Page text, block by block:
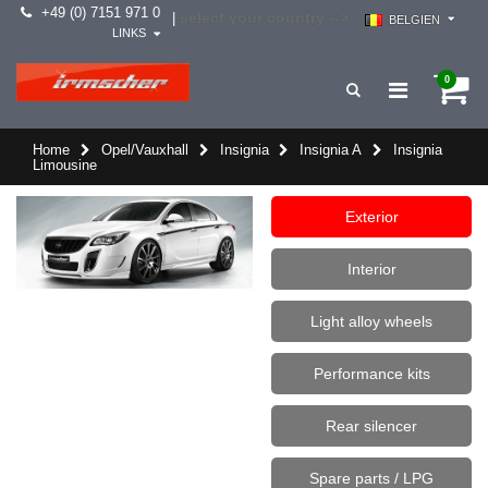
+49 (0) 7151 971 0
BELGIEN
LINKS
0
Home Opel/Vauxhall Insignia Insignia A
Insignia
Limousine
Exterior
Interior
Light alloy wheels
Performance kits
Rear silencer
Spare parts / LPG